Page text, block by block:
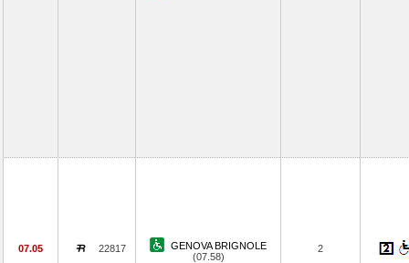
07.05 22817
GENOVA BRIGNOLE
(07.58)
2